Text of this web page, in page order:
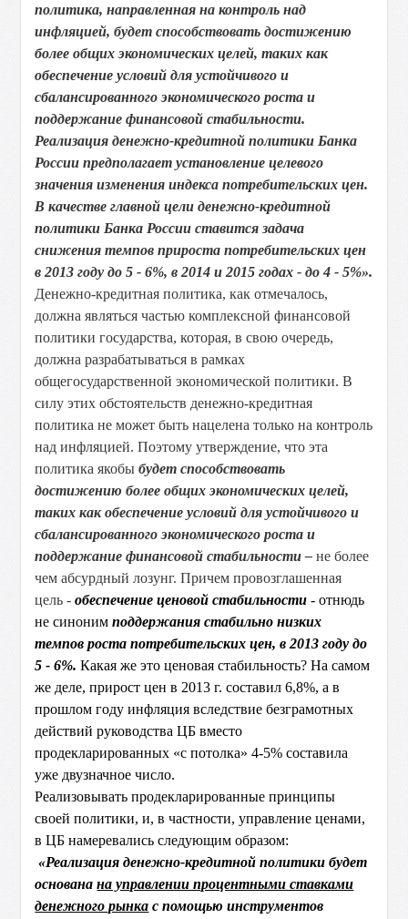
политика, направленная на контроль над
инфляцией, будет способствовать достижению
более общих экономических целей, таких как
обеспечение условий для устойчивого и
сбалансированного экономического роста и
поддержание финансовой стабильности.
Реализация денежно-кредитной политики Банка
России предполагает установление целевого
значения изменения индекса потребительских цен.
В качестве главной цели денежно-кредитной
политики Банка России ставится задача
снижения темпов прироста потребительских цен
в 2013 году до 5 - 6%, в 2014 и 2015 годах - до 4 - 5%».
Денежно-кредитная политика, как отмечалось,
должна являться частью комплексной финансовой
политики государства, которая, в свою очередь,
должна разрабатываться в рамках
общегосударственной экономической политики. В
силу этих обстоятельств денежно-кредитная
политика не может быть нацелена только на контроль
над инфляцией. Поэтому утверждение, чтоэта
политика якобы будет способствовать
достижению более общих экономических целей,
таких как обеспечение условий для устойчивого и
сбалансированного экономического роста и
поддержание финансовой стабильности –не более
чем абсурдный лозунг. Причем провозглашенная
цель -обеспечение ценовой стабильности - отнюдь
не синонимподдержания стабильно низких
темпов роста потребительских цен, в 2013 году до
5 - 6%.Какая же это ценовая стабильность? На самом
же деле, прирост цен в 2013 г. составил 6,8%, а в
прошлом году инфляция вследствие безграмотных
действий руководства ЦБ вместо
продекларированных «с потолка» 4-5% составила
уже двузначное число.
Реализовывать продекларированные принципы
своей политики, и, в частности, управление ценами,
в ЦБ намеревались следующим образом:
«Реализация денежно-кредитной политики будет
основанана управлении процентными ставками
денежного рынка с помощью инструментов